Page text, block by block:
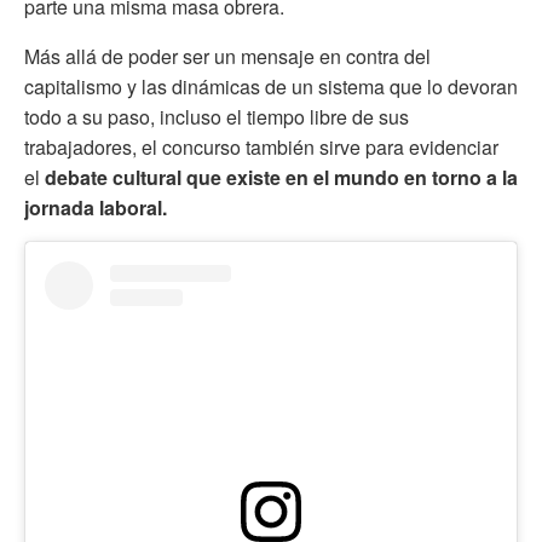
parte una misma masa obrera.
Más allá de poder ser un mensaje en contra del
capitalismo y las dinámicas de un sistema que lo devoran
todo a su paso, incluso el tiempo libre de sus
trabajadores, el concurso también sirve para evidenciar
el debate cultural que existe en el mundo en torno a la
jornada laboral.